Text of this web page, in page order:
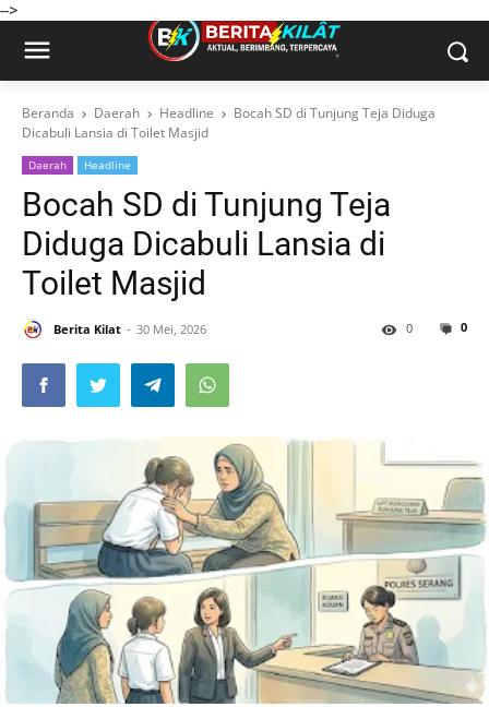
-->
Beranda Daerah Headline
Bocah SD di Tunjung Teja Diduga
Dicabuli Lansia di Toilet Masjid
Daerah Headline
Bocah SD di Tunjung Teja
Diduga Dicabuli Lansia di
Toilet Masjid
Berita Kilat 30 Mei, 2026 0
0